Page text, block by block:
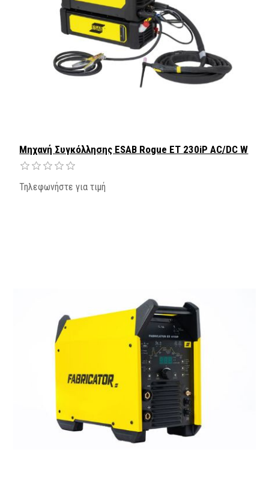
Μηχανή Συγκόλλησης ESAB Rogue ET 230iP AC/DC W
Τηλεφωνήστε για τιμή